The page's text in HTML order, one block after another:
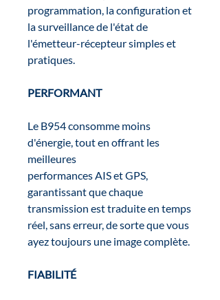
programmation, la configuration et
la surveillance de l'état de
l'émetteur-récepteur simples et
pratiques.
PERFORMANT
Le B954 consomme moins
d'énergie, tout en offrant les
meilleures
performances AIS et GPS,
garantissant que chaque
transmission est traduite en temps
réel, sans erreur, de sorte que vous
ayez toujours une image complète.
FIABILITÉ